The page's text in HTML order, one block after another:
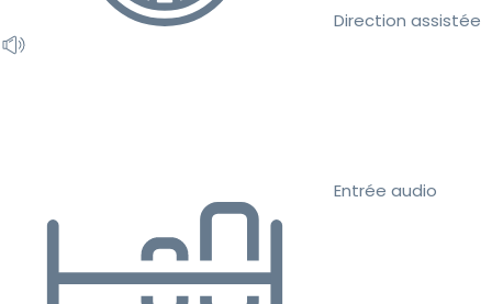
Direction assistée
Entrée audio